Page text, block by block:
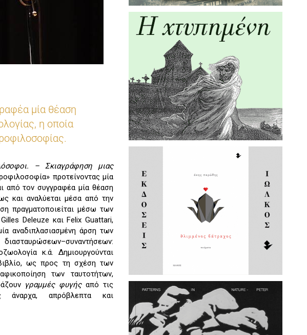
μία θέαση
η οποία
– Σκιαγράφηση μιας
προτείνοντας μία
από τον συγγραφέα μία θέαση
και αναλύεται μέσα από την
πραγματοποιείται μέσω των
Deleuze και Felix Guattari,
αναδιπλασιασμένη άρση των
κ.ά. Δημιουργούνται
ως προς τη σχέση των
των ταυτοτήτων,
γραμμές φυγήςαπό τις
άναρχα, απρόβλεπτα και